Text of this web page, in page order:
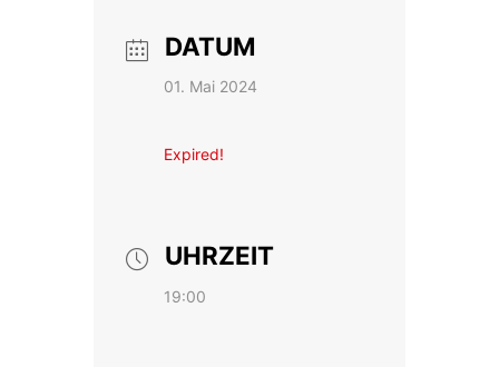
DATUM
01. Mai 2024
Expired!
UHRZEIT
19:00